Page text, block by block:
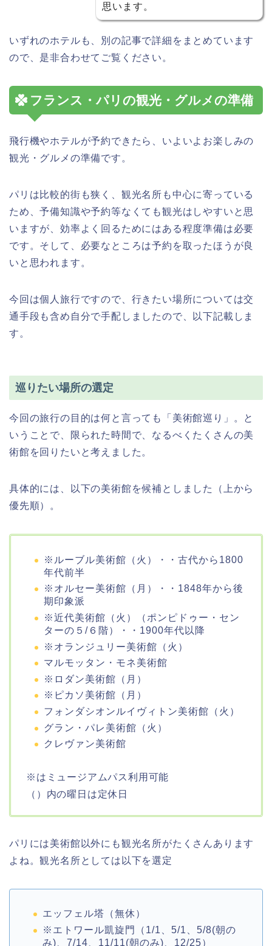
思います。
いずれのホテルも、別の記事で詳細をまとめています
ので、是非合わせてご覧ください。
フランス・パリの観光・グルメの準備
飛行機やホテルが予約できたら、いよいよお楽しみの
観光・グルメの準備です。
パリは比較的街も狭く、観光名所も中心に寄っている
ため、予備知識や予約等なくても観光はしやすいと思
いますが、効率よく回るためにはある程度準備は必要
です。そして、必要なところは予約を取ったほうが良
いと思われます。
今回は個人旅行ですので、行きたい場所については交
通手段も含め自分で手配しましたので、以下記載しま
す。
巡りたい場所の選定
今回の旅行の目的は何と言っても「美術館巡り」。と
いうことで、限られた時間で、なるべくたくさんの美
術館を回りたいと考えました。
具体的には、以下の美術館を候補としました（上から
優先順）。
※ルーブル美術館（火）・・古代から1800
年代前半
※オルセー美術館（月）・・1848年から後
期印象派
※近代美術館（火）（ポンピドゥー・セン
ターの５/６階）・・1900年代以降
※オランジュリー美術館（火）
マルモッタン・モネ美術館
※ロダン美術館（月）
※ピカソ美術館（月）
フォンダシオンルイヴィトン美術館（火）
グラン・パレ美術館（火）
クレヴァン美術館
※はミュージアムパス利用可能
（）内の曜日は定休日
パリには美術館以外にも観光名所がたくさんあります
よね。観光名所としては以下を選定
エッフェル塔（無休）
※エトワール凱旋門（1/1、5/1、5/8(朝の
み)、7/14、11/11(朝のみ)、12/25）